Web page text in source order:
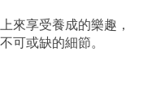
來享受養成的樂趣，
可或缺的細節。